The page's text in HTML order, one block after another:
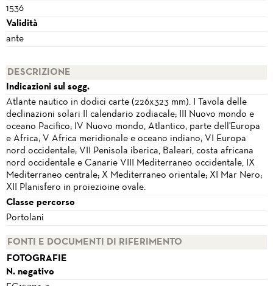
1536
Validità
ante
DESCRIZIONE
Indicazioni sul sogg.
Atlante nautico in dodici carte (226x323 mm). I Tavola delle
declinazioni solari II calendario zodiacale; III Nuovo mondo e
oceano Pacifico; IV Nuovo mondo, Atlantico, parte dell'Europa
e Africa; V Africa meridionale e oceano indiano; VI Europa
nord occidentale; VII Penisola iberica, Baleari, costa africana
nord occidentale e Canarie VIII Mediterraneo occidentale, IX
Mediterraneo centrale; X Mediterraneo orientale; XI Mar Nero;
XII Planisfero in proiezioine ovale.
Classe percorso
Portolani
FONTI E DOCUMENTI DI RIFERIMENTO
FOTOGRAFIE
N. negativo